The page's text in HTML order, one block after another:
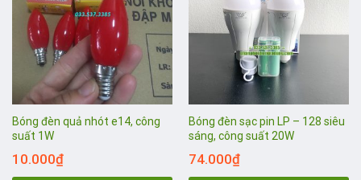
Bóng đèn quả nhót e14, công
suất 1W
10.000₫
Bóng đèn sạc pin LP – 128 siêu
sáng, công suất 20W
74.000₫